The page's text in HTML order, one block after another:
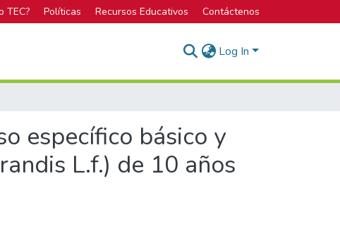
TEC? Políticas Recursos Educativos Contáctenos
Log In
específico básico y
L.f.) de 10 años